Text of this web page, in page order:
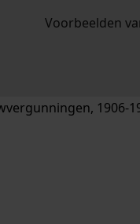
Voorbeelden
1906-